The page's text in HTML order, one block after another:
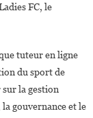
FC, le
tuteur en ligne
du sport de
la gestion
gouvernance et le